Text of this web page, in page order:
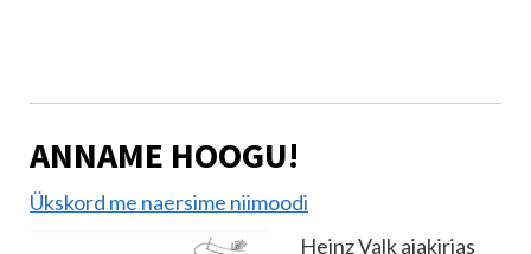
ANNAME HOOGU!
Ükskord me naersime niimoodi
Heinz Valk ajakirjas